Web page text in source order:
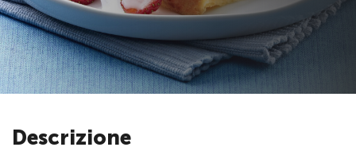
Descrizione